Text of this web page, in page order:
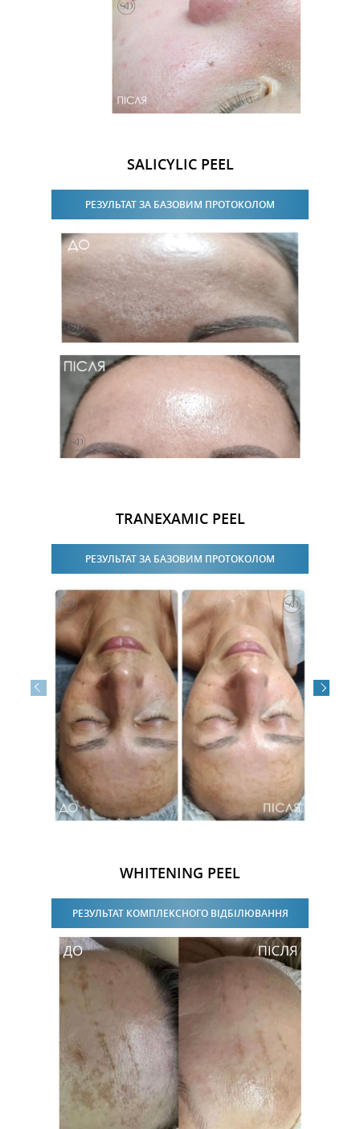
SALICYLIC PEEL
РЕЗУЛЬТАТ ЗА БАЗОВИМ ПРОТОКОЛОМ
TRANEXAMIC PEEL
РЕЗУЛЬТАТ ЗА БАЗОВИМ ПРОТОКОЛОМ
WHITENING PEEL
РЕЗУЛЬТАТ КОМПЛЕКСНОГО ВІДБІЛЮВАННЯ